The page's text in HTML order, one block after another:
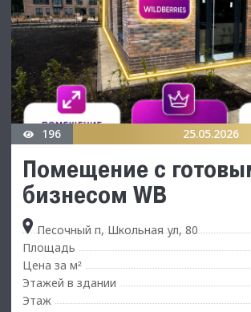
196 25.05.2026
Помещение с
бизнесом WB
Песочный п, Школьная ул, 80
Площадь
Цена за м²
Этажей в здании
Этаж